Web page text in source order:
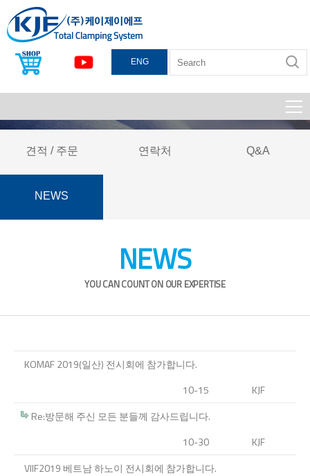
ENG
견적 / 주문 연락처 Q&A
NEWS
NEWS
YOU CAN COUNT ON OUR EXPERTISE
KOMAF 2019(일산) 전시회에 참가합니다.
KJF
10-15
Re:방문해 주신 모든 분들께 감사드립니다.
KJF
10-30
VIIF2019 베트남 하노이 전시회에 참가합니다.